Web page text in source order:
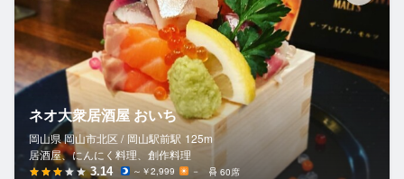
ネオ大衆居酒屋 おいち
岡山県 岡山市北区 / 岡山駅前駅 125m
居酒屋、にんにく料理、創作料理
3.14 ～￥2,999 － 60席